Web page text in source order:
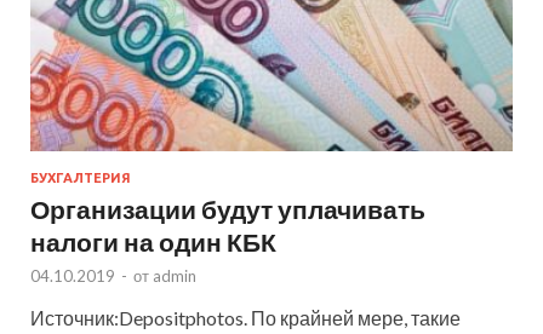
БУХГАЛТЕРИЯ
Организации будут уплачивать
налоги на один КБК
04.10.2019 - от admin
Источник:Depositphotos. По крайней мере, такие